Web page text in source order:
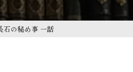
石の秘め事 一話